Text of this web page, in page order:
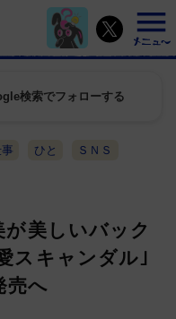
検索でフォローする
ひと ＳＮＳ
美しいバック
スキャンダル｣
売へ